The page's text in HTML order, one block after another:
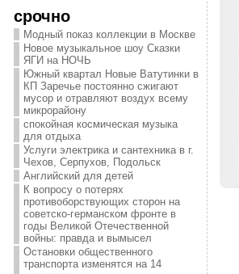
срочно
Модный показ коллекции в Москве
Новое музыкальное шоу Сказки
ЯГИ на НОЧЬ
Южный квартал Новые Ватутинки в
КП Заречье постоянно сжигают
мусор и отравляют воздух всему
микрорайону
спокойная космическая музыка
для отдыха
Услуги электрика и сантехника в г.
Чехов, Серпухов, Подольск
Английский для детей
К вопросу о потерях
противоборствующих сторон на
советско-германском фронте в
годы Великой Отечественной
войны: правда и вымысел
Остановки общественного
транспорта изменятся на 14